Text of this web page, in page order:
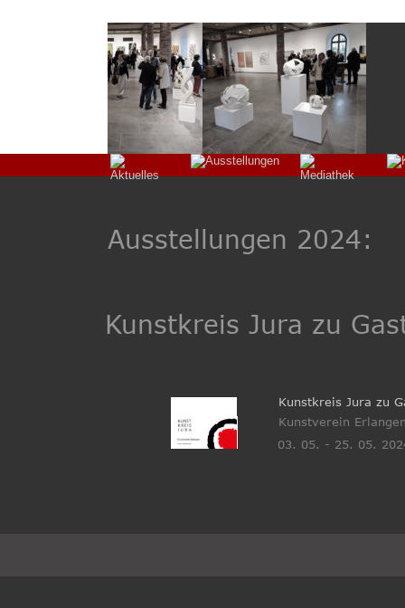
Ausstellungen 2024:
Kunstkreis Jura zu
Kunstverein
Kunstkreis Jura zu
03. 05. - 25. 05.